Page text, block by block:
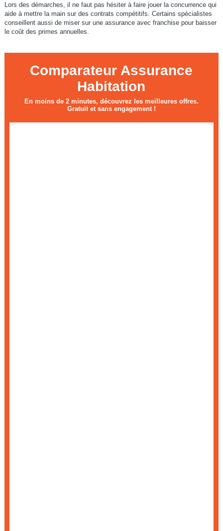
Lors des démarches, il ne faut pas hésiter à faire jouer la concurrence qui
aide à mettre la main sur des contrats compétitifs. Certains spécialistes
conseillent aussi de miser sur une assurance avec franchise pour baisser
le coût des primes annuelles.
Comparateur Assurance
Habitation
En moins de 2 minutes, découvrez les meilleures offres.
Gratuit et sans engagement !